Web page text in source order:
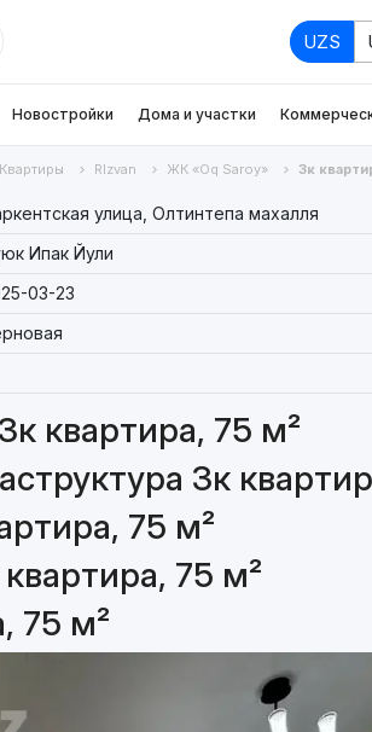
UZS
Новостройки Дома и участки
RIzvan ЖК «Oq Saroy» 3к
улица, Олтинтепа махалля
Ипак Йули
03-23
квартира, 75 м²
3к
75 м²
75 м²
75 м²